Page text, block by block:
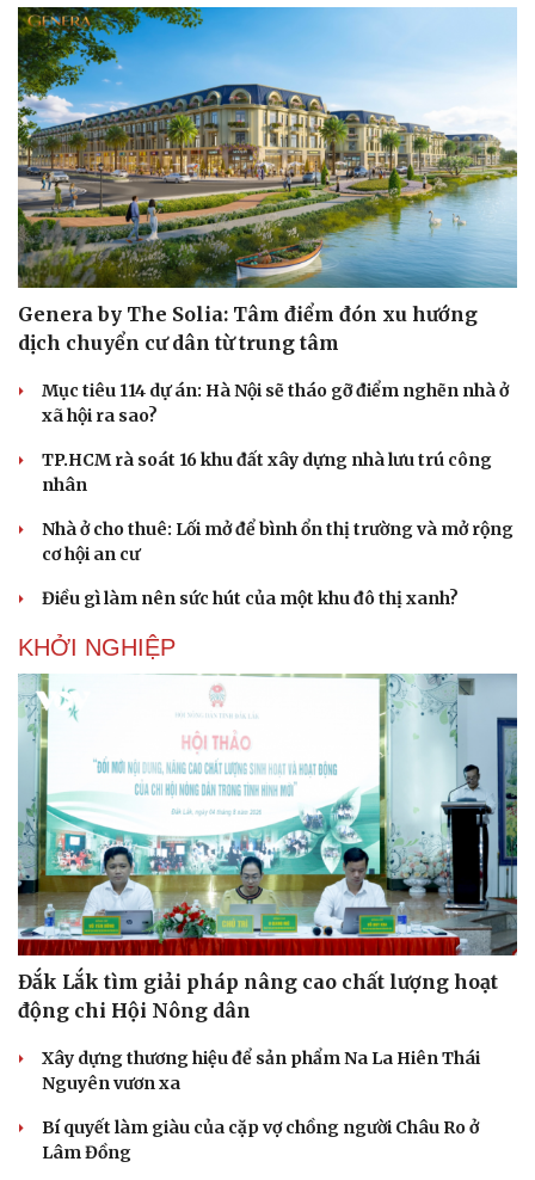
Cải chính
Genera by The Solia: Tâm điểm đón xu hướng
dịch chuyển cư dân từ trung tâm
Mục tiêu 114 dự án: Hà Nội sẽ tháo gỡ điểm nghẽn nhà ở
xã hội ra sao?
TP.HCM rà soát 16 khu đất xây dựng nhà lưu trú công
nhân
Nhà ở cho thuê: Lối mở để bình ổn thị trường và mở rộng
cơ hội an cư
Điều gì làm nên sức hút của một khu đô thị xanh?
KHỞI NGHIỆP
Đắk Lắk tìm giải pháp nâng cao chất lượng hoạt
động chi Hội Nông dân
Xây dựng thương hiệu để sản phẩm Na La Hiên Thái
Nguyên vươn xa
Bí quyết làm giàu của cặp vợ chồng người Châu Ro ở
Lâm Đồng